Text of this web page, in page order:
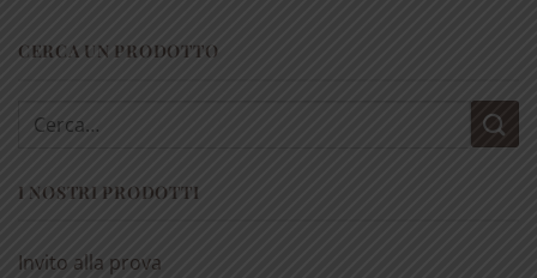
CERCA UN PRODOTTO
Cerca:
I NOSTRI PRODOTTI
Invito alla prova